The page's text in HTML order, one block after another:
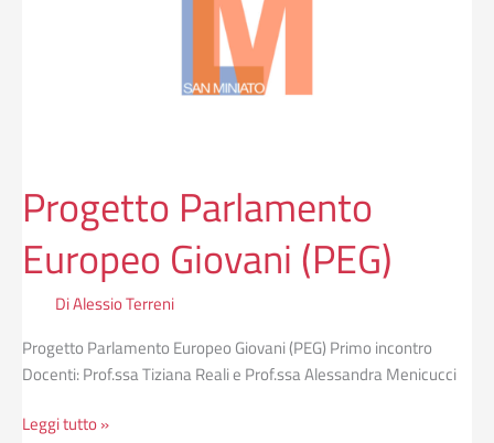
Progetto Parlamento
Europeo Giovani (PEG)
DiAlessio Terreni
Progetto Parlamento Europeo Giovani (PEG) Primo incontro
Docenti: Prof.ssa Tiziana Reali e Prof.ssa Alessandra Menicucci
Leggi tutto »